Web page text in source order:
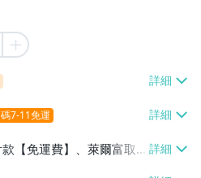
7-11免運
款【免運費】、萊爾富取